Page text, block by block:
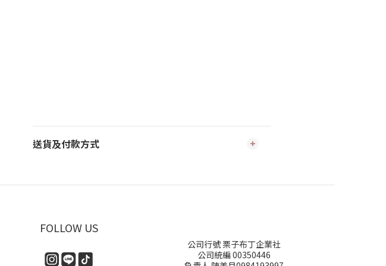
送貨及付款方式
FOLLOW US
公司行號 栗子布丁企業社
公司統編 00350446